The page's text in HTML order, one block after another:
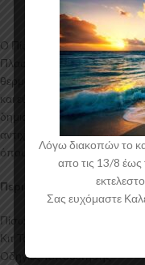
Ο Πίσω Διαχύτης για το
Πλαστικό υψηλής ποιότητας
θερμοδιαμόρφωσης
και εύκολη τοποθέτηση. Το
δημιουργία προϊόντων
αντιχαρακτική επιφάνεια.
όπου αφαιρείται πριν την
Περιεχόμενα Συσκευασίας:
Πίσω Διαχύτης Cupra
Κιτ Τοποθέτησης
Οδηγίες Τοποθέτησης
Λόγω διακοπών το
απο τις 13/8 έως
Σας ευχόμαστε